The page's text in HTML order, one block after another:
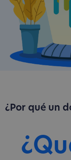
¿Por qué un